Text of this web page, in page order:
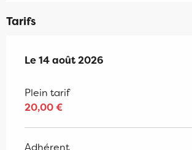
Tarifs
Le14 août 2026
Le14 août 2026
Plein tarif
20,00 €
Adhérent